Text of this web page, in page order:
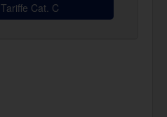
Tariffe Cat. C